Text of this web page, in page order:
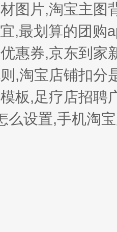
图片,淘宝主图
,最划算的团购
惠券,京东到家
,淘宝店铺扣分
板,足疗店招聘
么设置,手机淘